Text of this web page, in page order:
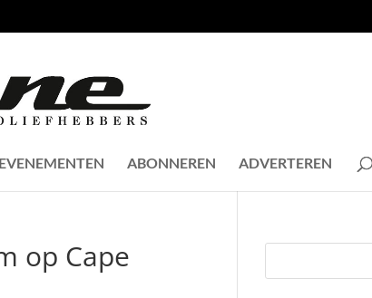
EVENEMENTEN ABONNEREN ADVERTEREN
op Cape